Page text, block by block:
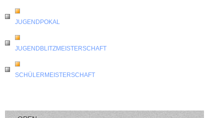
JUGENDPOKAL
JUGENDBLITZMEISTERSCHAFT
SCHÜLERMEISTERSCHAFT